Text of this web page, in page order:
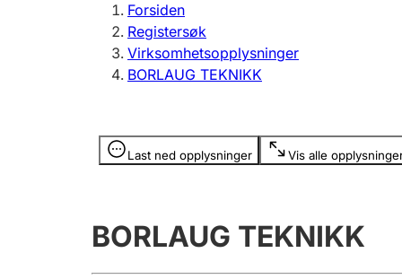
Registrere, endre, slette
Forsiden
Registersøk
Virksomhetsopplysninger
BORLAUG TEKNIKK
Last ned opplysninger Vis alle
Opplysninger er skjult
BORLAUG TEKNIKK